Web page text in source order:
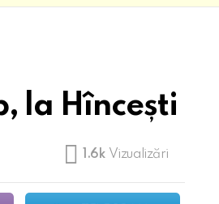
la Hîncești
1.6k Vizualizări